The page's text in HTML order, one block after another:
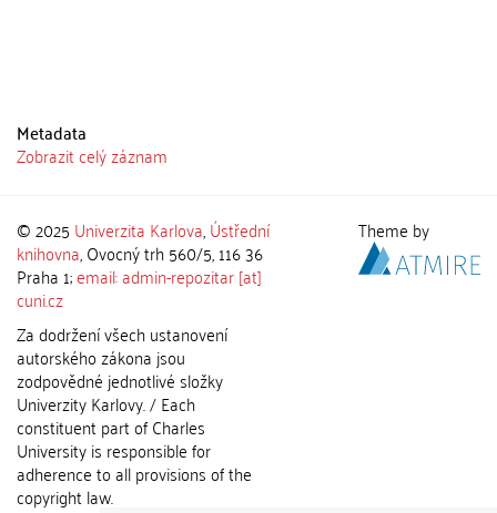
Metadata
Zobrazit celý záznam
© 2025 Univerzita Karlova,Ústřední
knihovna, Ovocný trh 560/5, 116 36
Praha 1;email: admin-repozitar [at]
cuni.cz
Za dodržení všech ustanovení
autorského zákona jsou
zodpovědné jednotlivé složky
Univerzity Karlovy. / Each
constituent part of Charles
University is responsible for
adherence to all provisions of the
copyright law.
Theme by